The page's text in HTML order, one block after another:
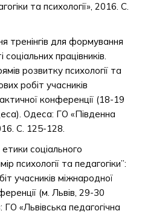
та психології», 2016. С.
тренінгів для формування
працівників.
розвитку психології та
робіт учасників
конференції (18-19
Одеса: ГО «Південна
С. 125-128.
соціального
психології та педагогіки”:
учасників міжнародної
(м. Львів, 29-30
«Львівська педагогічна